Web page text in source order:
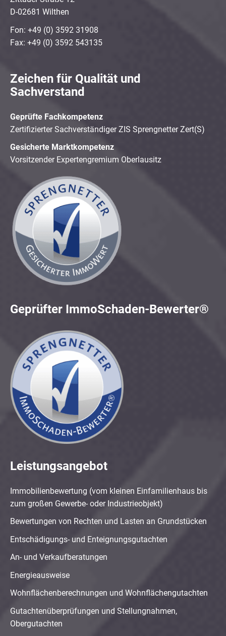
D-02681 Wilthen
Fon: +49 (0) 3592 31908
Fax: +49 (0) 3592 543135
Zeichen für Qualität und
Sachverstand
Geprüfte Fachkompetenz
Zertifizierter Sachverständiger ZIS Sprengnetter Zert(S)
Gesicherte Marktkompetenz
Vorsitzender Expertengremium Oberlausitz
Geprüfter ImmoSchaden-Bewerter®
Leistungsangebot
Immobilienbewertung (vom kleinen Einfamilienhaus bis
zum großen Gewerbe- oder Industrieobjekt)
Bewertungen von Rechten und Lasten an Grundstücken
Entschädigungs- und Enteignungsgutachten
An- und Verkaufberatungen
Energieausweise
Wohnflächenberechnungen und Wohnflächengutachten
Gutachtenüberprüfungen und Stellungnahmen,
Obergutachten